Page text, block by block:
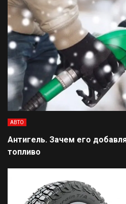
АВТО
Антигель. Зачем его
топливо